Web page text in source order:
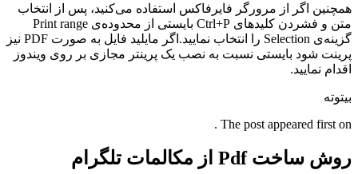
همچنین اگر از مرورگر فایرفاکس استفاده می‌کنید، پس از انتخاب
متن و فشردن کلیدهای Ctrl+P بایستی از محدوده‌ی Print range
گزینه‌ی Selection را انتخاب نمایید.اگر مایلید فایل به صورت PDF نیز
پرینت شود بایستی نسبت به نصب یک پرینتر مجازی بر روی ویندوز
اقدام نمایید.
بیتوته
The post appeared first on .
روش ساخت Pdf از مکالمات تلگرام